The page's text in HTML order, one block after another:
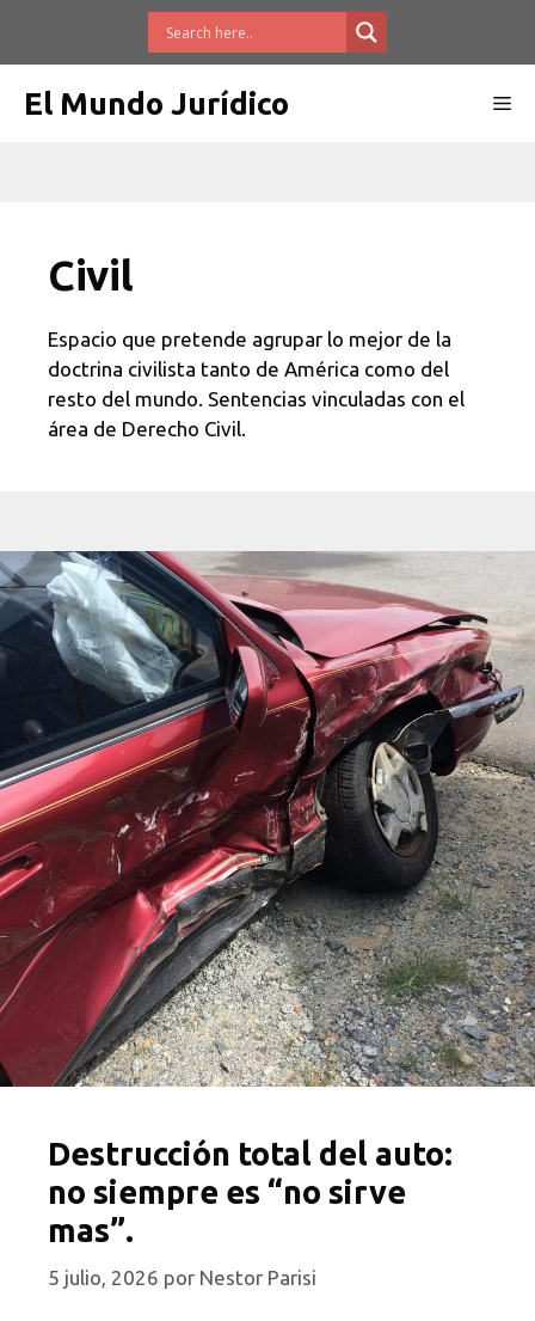
El Mundo Jurídico
Civil
Espacio que pretende agrupar lo mejor de la
doctrina civilista tanto de América como del
resto del mundo. Sentencias vinculadas con el
área de Derecho Civil.
Destrucción total del auto:
no siempre es “no sirve
mas”.
5 julio, 2026 por Nestor Parisi